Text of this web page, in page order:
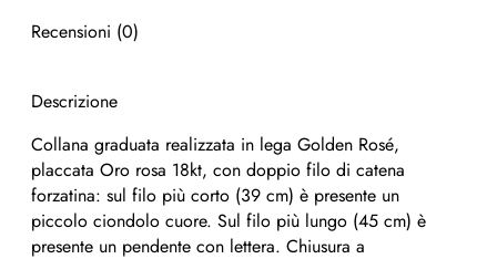
Recensioni (0)
Descrizione
Collana graduata realizzata in lega Golden Rosé,
placcata Oro rosa 18kt, con doppio filo di catena
forzatina: sul filo più corto (39 cm) è presente un
piccolo ciondolo cuore. Sul filo più lungo (45 cm) è
presente un pendente con lettera. Chiusura a